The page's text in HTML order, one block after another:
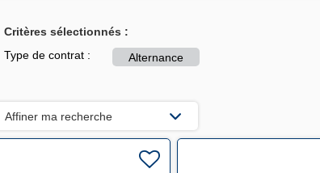
Critères sélectionnés :
Type de contrat :
Alternance
Affiner ma recherche